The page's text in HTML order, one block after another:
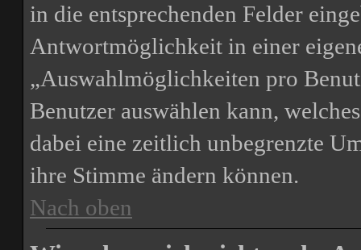
in die entsprechenden Felder
Antwortmöglichkeit in einer
„Auswahlmöglichkeiten pro
Benutzer auswählen kann,
dabei eine zeitlich unbegrenzte
ihre Stimme ändern können.
Nach oben